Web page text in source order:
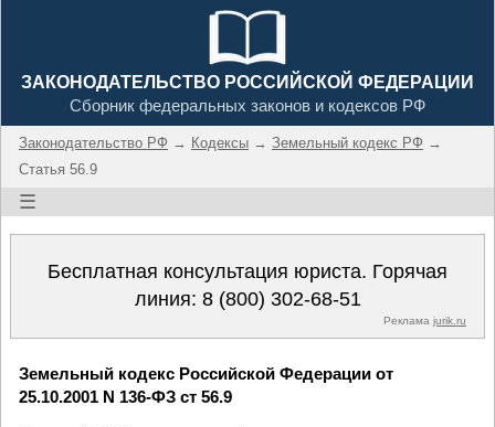
ЗАКОНОДАТЕЛЬСТВО РОССИЙСКОЙ ФЕДЕРАЦИИ
Сборник федеральных законов и кодексов РФ
Законодательство РФ → Кодексы → Земельный кодекс РФ →
Статья 56.9
☰
Бесплатная консультация юриста. Горячая
линия: 8 (800) 302-68-51
Реклама jurik.ru
Земельный кодекс Российской Федерации от
25.10.2001 N 136-ФЗ ст 56.9